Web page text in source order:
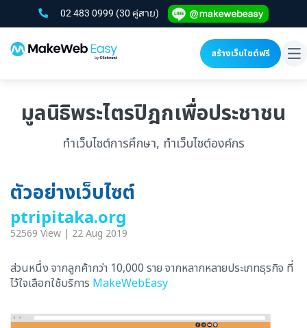
02 483 0999 (30 คู่สาย)
สร้างเว็บไซต์ฟรี
มูลนิธิพระไตรปิฎกเพื่อประชาชน
ทำเว็บไซต์การศึกษา, ทำเว็บไซต์องค์กร
ตัวอย่างเว็บไซต์
ptripitaka.org
52569 View | 22 Aug 2019
ส่วนหนึ่ง จากลูกค้ากว่า 10,000 ราย จากหลากหลายประเภทธุรกิจ ที่
ไว้ใจเลือกใช้บริการ MakeWebEasy